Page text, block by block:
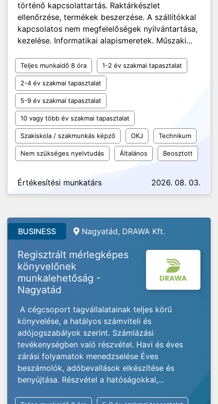
történő kapcsolattartás. Raktárkészlet
ellenőrzése, termékek beszerzése. A szállítókkal
kapcsolatos nem megfelelőségek nyilvántartása,
kezelése. Informatikai alapismeretek. Műszaki...
Teljes munkaidő 8 óra 1-2 év szakmai tapasztalat
2-4 év szakmai tapasztalat
5-9 év szakmai tapasztalat
10 vagy több év szakmai tapasztalat
Szakiskola / szakmunkás képző OKJ Technikum
Nem szükséges nyelvtudás Általános Beosztott
Értékesítési munkatárs 2026. 08. 03.
BUSINESS Nagyatád, DRAWA Kft.
Regisztrált mérlegképes
könyvelőnek
munkalehetőság -
Nagyatád
A cégcsoport tagvállalatainak teljes körű
könyvelése, a hatályos számviteli és
adójogszabályok szerint. Számlázási
tevékenységben való részvétel. Havi és éves
zárási folyamatok menedzselése Éves
beszámolók, adóbevallások elkészítése és
benyújtása. Részvétel a hatóságokkal,...